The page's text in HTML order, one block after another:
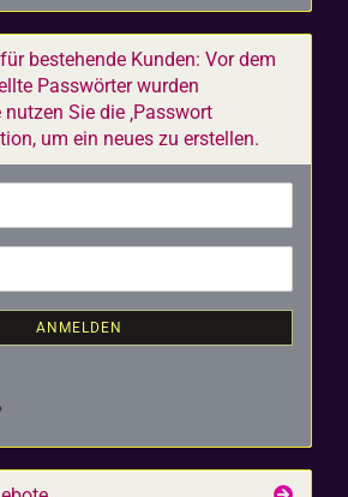
bestehende Kunden: Vor dem
Passwörter wurden
Sie die ‚Passwort
um ein neues zu erstellen.
ANMELDEN